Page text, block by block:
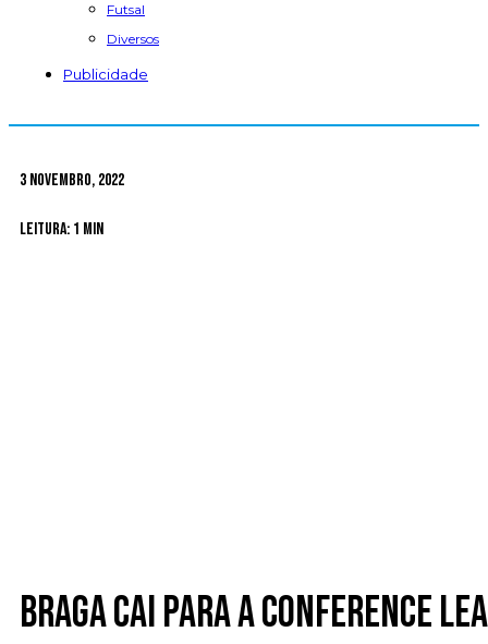
Futsal
Diversos
Publicidade
3 Novembro, 2022
Leitura: 1 min
Braga cai para a Conference